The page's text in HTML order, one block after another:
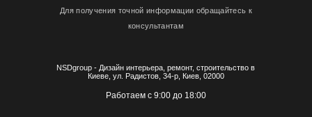
NSDgroup - Дизайн интерьера, ремонт, строительство в
Киеве, ул. Радистов, 34-р, Киев, 02000
Работаем с 9:00 до 18:00
Для получения точной информации обращайтесь к
консультантам